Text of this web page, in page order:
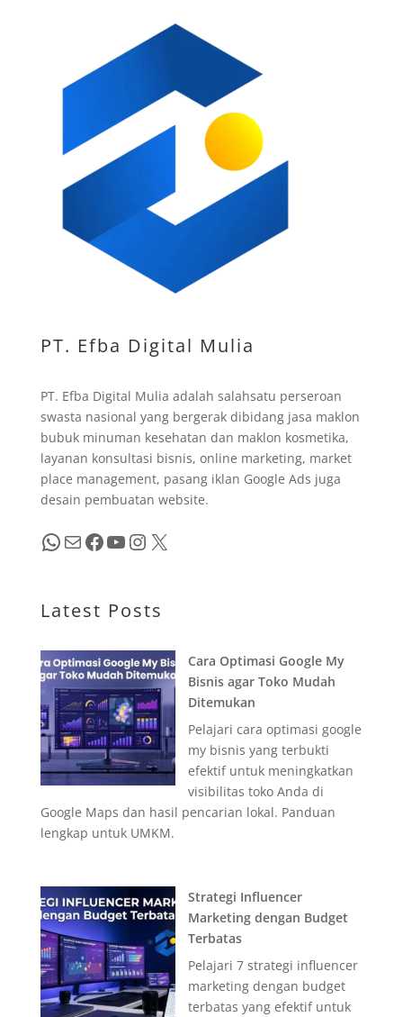
PT. Efba Digital Mulia
PT. Efba Digital Mulia adalah salahsatu perseroan
swasta nasional yang bergerak dibidang jasa maklon
bubuk minuman kesehatan dan maklon kosmetika,
layanan konsultasi bisnis, online marketing, market
place management, pasang iklan Google Ads juga
desain pembuatan website.
WhatsApp Mail Facebook YouTube InstagramX
Latest Posts
Cara Optimasi Google My
Bisnis agar Toko Mudah
Ditemukan
Pelajari cara optimasi google
my bisnis yang terbukti
efektif untuk meningkatkan
visibilitas toko Anda di
Google Maps dan hasil pencarian lokal. Panduan
lengkap untuk UMKM.
Strategi Influencer
Marketing dengan Budget
Terbatas
Pelajari 7 strategi influencer
marketing dengan budget
terbatas yang efektif untuk